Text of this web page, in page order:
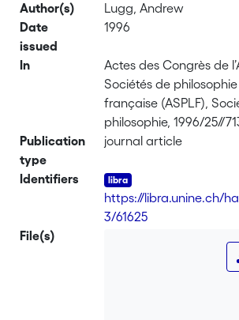
Author(s)
Lugg, Andrew
Date
issued
1996
In
Actes des Congrès de
Sociétés de
française (ASPLF),
philosophie, 1996/25//
Publication
type
journal article
Identifiers
https://libra.unine.ch/
3/61625
File(s)